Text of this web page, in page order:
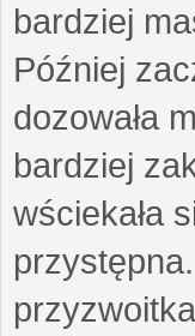
bardziej
Później
dozowała
bardziej
wściekała